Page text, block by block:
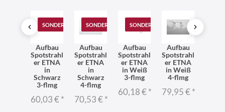
SONDERANGEBOT
Aufbau
Spotstrahl
er ETNA
in
Schwarz
3-flmg
60,03 €*
SONDERANGEBOT
Aufbau
Spotstrahl
er ETNA
in
Schwarz
4-flmg
70,53 €*
SONDERANGEBOT
Aufbau
Spotstrahl
er ETNA
in Weiß
3-flmg
60,18 €*
Aufbau
Spotstrahl
er ETNA
in Weiß
4-flmg
79,95 €*